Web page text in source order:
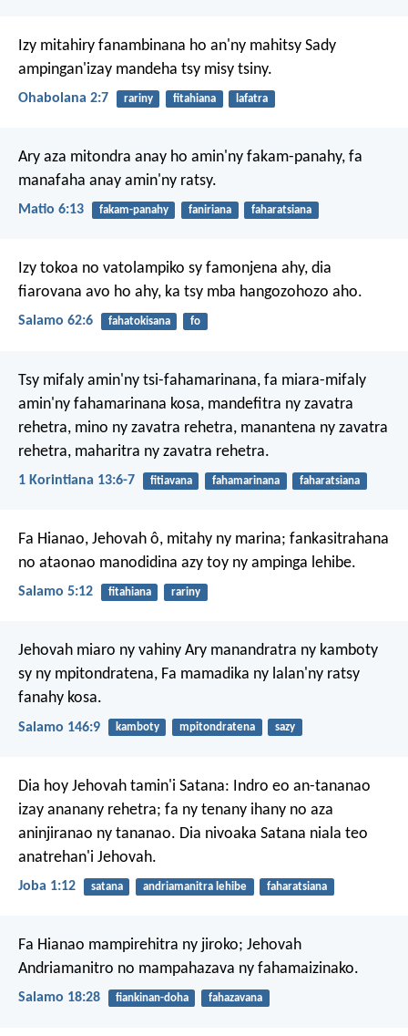
Izy mitahiry fanambinana ho an'ny mahitsy Sady
ampingan'izay mandeha tsy misy tsiny.
Ohabolana 2:7 rariny fitahiana lafatra
Ary aza mitondra anay ho amin'ny fakam-panahy, fa
manafaha anay amin'ny ratsy.
Matio 6:13 fakam-panahy faniriana faharatsiana
Izy tokoa no vatolampiko sy famonjena ahy, dia
fiarovana avo ho ahy, ka tsy mba hangozohozo aho.
Salamo 62:6 fahatokisana fo
Tsy mifaly amin'ny tsi-fahamarinana, fa miara-mifaly
amin'ny fahamarinana kosa, mandefitra ny zavatra
rehetra, mino ny zavatra rehetra, manantena ny zavatra
rehetra, maharitra ny zavatra rehetra.
1 Korintiana 13:6-7 fitiavana fahamarinana faharatsiana
Fa Hianao, Jehovah ô, mitahy ny marina; fankasitrahana
no ataonao manodidina azy toy ny ampinga lehibe.
Salamo 5:12 fitahiana rariny
Jehovah miaro ny vahiny Ary manandratra ny kamboty
sy ny mpitondratena, Fa mamadika ny lalan'ny ratsy
fanahy kosa.
Salamo 146:9 kamboty mpitondratena sazy
Dia hoy Jehovah tamin'i Satana: Indro eo an-tananao
izay ananany rehetra; fa ny tenany ihany no aza
aninjiranao ny tananao. Dia nivoaka Satana niala teo
anatrehan'i Jehovah.
Joba 1:12 satana andriamanitra lehibe faharatsiana
Fa Hianao mampirehitra ny jiroko; Jehovah
Andriamanitro no mampahazava ny fahamaizinako.
Salamo 18:28 fiankinan-doha fahazavana